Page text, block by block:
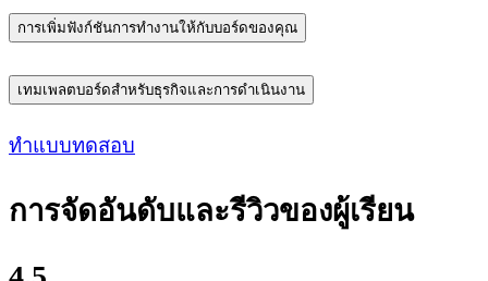
การเพิ่มฟังก์ชันการทำงานให้กับบอร์ดของคุณ
เทมเพลตบอร์ดสำหรับธุรกิจและการดำเนินงาน
ทำแบบทดสอบ
การจัดอันดับและรีวิวของผู้เรียน